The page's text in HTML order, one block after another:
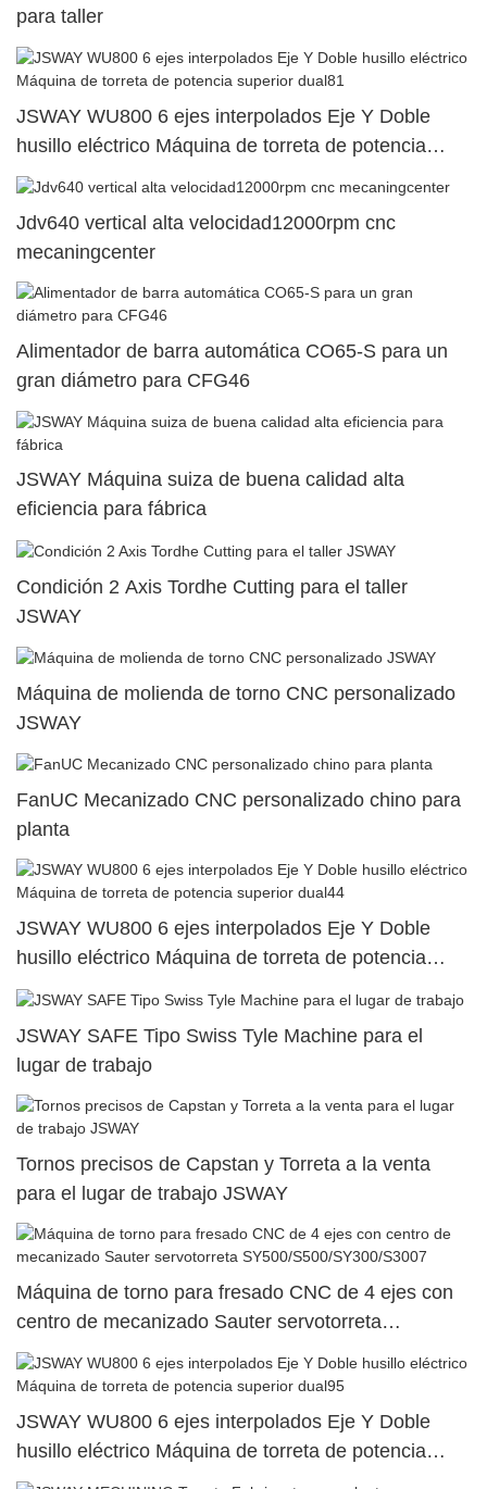
para taller
JSWAY WU800 6 ejes interpolados Eje Y Doble
husillo eléctrico Máquina de torreta de potencia
superior dual81
Jdv640 vertical alta velocidad12000rpm cnc
mecaningcenter
Alimentador de barra automática CO65-S para un
gran diámetro para CFG46
JSWAY Máquina suiza de buena calidad alta
eficiencia para fábrica
Condición 2 Axis Tordhe Cutting para el taller
JSWAY
Máquina de molienda de torno CNC personalizado
JSWAY
FanUC Mecanizado CNC personalizado chino para
planta
JSWAY WU800 6 ejes interpolados Eje Y Doble
husillo eléctrico Máquina de torreta de potencia
superior dual44
JSWAY SAFE Tipo Swiss Tyle Machine para el
lugar de trabajo
Tornos precisos de Capstan y Torreta a la venta
para el lugar de trabajo JSWAY
Máquina de torno para fresado CNC de 4 ejes con
centro de mecanizado Sauter servotorreta
SY500/S500/SY300/S3007
JSWAY WU800 6 ejes interpolados Eje Y Doble
husillo eléctrico Máquina de torreta de potencia
superior dual95